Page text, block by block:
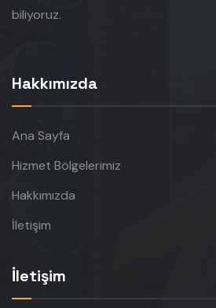
biliyoruz.
Hakkımızda
Ana Sayfa
Hizmet Bölgelerimiz
Hakkımızda
İletişim
İletişim